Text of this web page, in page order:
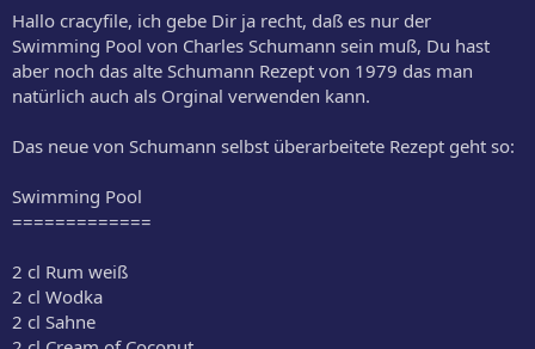
Mit Würfel schütteln und in ein randvoll mit gestoßenem Eis
gefülltes Glas abfüllen.
Den Blue Curacao floaten nicht mitshaken! Also zum Schluß über
den Drink geben.
Hallo cracyfile, ich gebe Dir ja recht, daß es nur der
Swimming Pool von Charles Schumann sein muß, Du hast
aber noch das alte Schumann Rezept von 1979 das man
natürlich auch als Orginal verwenden kann.
Das neue von Schumann selbst überarbeitete Rezept geht so:
Swimming Pool
=============
2 cl Rum weiß
2 cl Wodka
2 cl Sahne